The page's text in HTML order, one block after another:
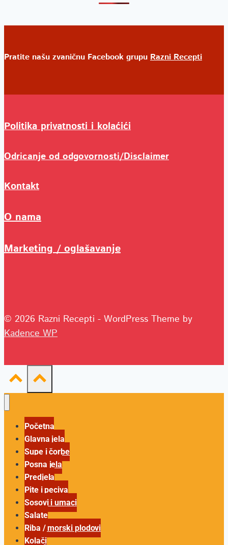
Pratite našu zvaničnu Facebook grupu Razni Recepti
Politika privatnosti i kolaćići
Odricanje od odgovornosti/Disclaimer
Kontakt
O nama
Marketing / oglašavanje
© 2026 Razni Recepti - WordPress Theme by
Kadence WP
Početna
Glavna jela
Supe i čorbe
Posna jela
Predjela
Pite i peciva
Sosovi i umaci
Salate
Riba / morski plodovi
Kolači